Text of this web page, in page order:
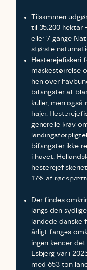
Tilsammen
til 35.200 hektar
eller 7 gange
største
Hesterejefiskeri
maskestørrelse
hen over
bifangster af
kuller, men også
hajer.
generelle krav
bifangster ikke
i havet.
17% af
Der findes
langs den
landede danske
årligt fanges
ingen kender
Esbjerg var i
med 653 ton